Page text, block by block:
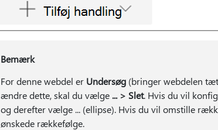
Bemærk
For denne webdel er Undersøg(bringer webdelen
ændre dette, skal du vælge ... > Slet. Hvis du vil
og derefter vælge ... (ellipse). Hvis du vil omstille
ønskede rækkefølge.